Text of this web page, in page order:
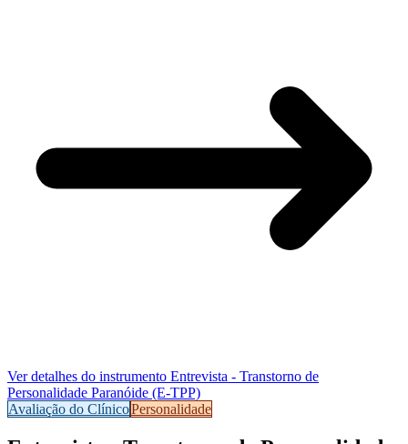
Ver detalhes do instrumento Entrevista - Transtorno de
Personalidade Paranóide (E-TPP)
Avaliação do ClínicoPersonalidade